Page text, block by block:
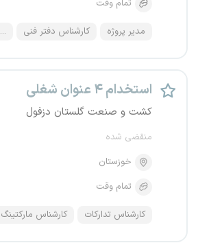
تمام وقت
مدیر پروژه کارشناس دفتر فنی ...
استخدام ۴ عنوان شغلی
کشت و صنعت گلستان دزفول
منقضی شده
خوزستان
تمام وقت
کارشناس تدارکات کارشناس مارکتینگ